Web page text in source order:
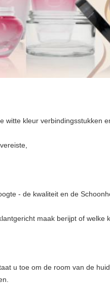
witte kleur verbindingsstukken
- de kwaliteit en de
maak berijpt of welke
u toe om de room van de